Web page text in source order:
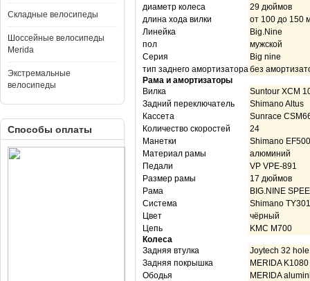
Складные велосипеды
Шоссейные велосипеды
Merida
Экстремальные
велосипеды
Способы оплаты
диаметр колеса
29 дюймов
длина хода вилки
от 100 до 150
Линейка
Big.Nine
пол
мужской
Серия
Big nine
тип заднего амортизаторабез
Рама и амортизаторы
Вилка
Suntour XCM
Задний переключатель
Shimano Altus
Кассета
Sunrace
Количество скоростей
24
Манетки
Shimano
Материал рамы
алюминий
Педали
VP VPE-891
Размер рамы
17 дюймов
Рама
BIG.NINE
Система
Shimano
Цвет
чёрный
Цепь
KMC M700
Колеса
Задняя втулка
Joytech 32
Задняя покрышка
MERIDA
Ободья
MERIDA